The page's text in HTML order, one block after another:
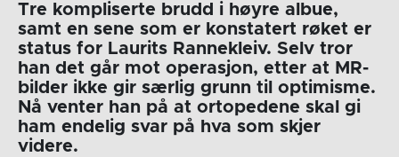
Tre kompliserte brudd i høyre albue,
samt en sene som er konstatert røket er
status for Laurits Rannekleiv. Selv tror
han det går mot operasjon, etter at MR-
bilder ikke gir særlig grunn til optimisme.
Nå venter han på at ortopedene skal gi
ham endelig svar på hva som skjer
videre.